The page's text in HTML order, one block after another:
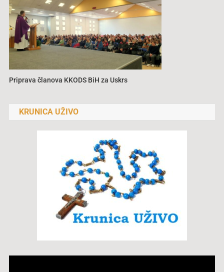
Priprava članova KKODS BiH za Uskrs
KRUNICA UŽIVO